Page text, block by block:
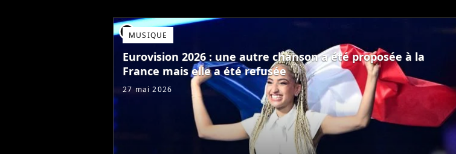
player2MUSIQUE
Eurovision 2026 : une autre chanson a été proposée à la
France mais elle a été refusée
27 mai 2026